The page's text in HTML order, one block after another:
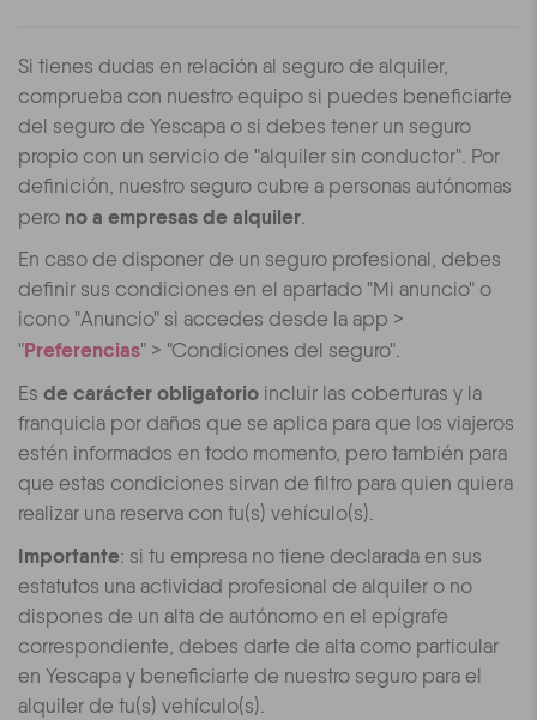
Si tienes dudas en relación al seguro de alquiler,
comprueba con nuestro equipo si puedes beneficiarte
del seguro de Yescapa o si debes tener un seguro
propio con un servicio de "alquiler sin conductor". Por
definición, nuestro seguro cubre a personas autónomas
pero no a empresas de alquiler.
En caso de disponer de un seguro profesional, debes
definir sus condiciones en el apartado "Mi anuncio" o
icono "Anuncio" si accedes desde la app >
"Preferencias" > "Condiciones del seguro".
Es de carácter obligatorio incluir las coberturas y la
franquicia por daños que se aplica para que los viajeros
estén informados en todo momento, pero también para
que estas condiciones sirvan de filtro para quien quiera
realizar una reserva con tu(s) vehículo(s).
Importante: si tu empresa no tiene declarada en sus
estatutos una actividad profesional de alquiler o no
dispones de un alta de autónomo en el epígrafe
correspondiente, debes darte de alta como particular
en Yescapa y beneficiarte de nuestro seguro para el
alquiler de tu(s) vehículo(s).